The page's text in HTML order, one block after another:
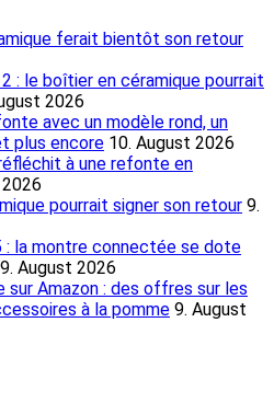
ferait bientôt son retour
: le boîtier en céramique pourrait
2026
avec un modèle rond, un
plus encore 10. August 2026
à une refonte en
pourrait signer son retour 9.
: la montre connectée se dote
9. August 2026
sur Amazon : des offres sur les
à la pomme 9. August